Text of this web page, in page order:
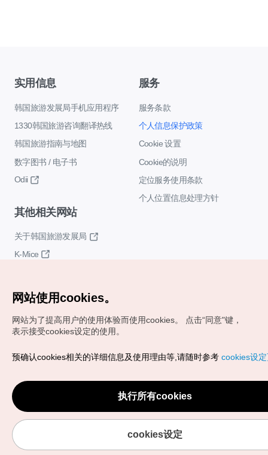
实用信息
韩国旅游发展局手机应用程序
1330韩国旅游咨询翻译热线
韩国旅游指南与地图
数字图书 / 电子书
Odii
服务
服务条款
个人信息保护政策
Cookie 设置
Cookie的说明
定位服务使用条款
个人位置信息处理方针
其他相关网站
关于韩国旅游发展局
K-Mice
Copyrights (c) 韩国旅游发展局版权所有
VISITKOREA官方邮箱
chnsim@knto.or.kr
网站使用cookies。
网站为了提高用户的使用体验而使用cookies。
点击“同意"键，
表示接受cookies设定的使用。
预确认cookies相关的详细信息及使用理由等,请随时参考 cookies设
执行所有cookies
cookies设定